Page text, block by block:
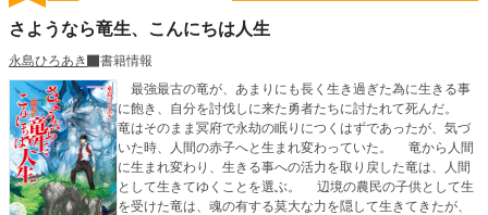
さようなら竜生、こんにちは人生
永島ひろあき
書籍情報
最強最古の竜が、あまりにも長く生き過ぎた為に生きる事
に飽き、自分を討伐しに来た勇者たちに討たれて死んだ。
竜はそのまま冥府で永劫の眠りにつくはずであったが、気づ
いた時、人間の赤子へと生まれ変わっていた。 竜から人間
に生まれ変わり、生きる事への活力を取り戻した竜は、人間
として生きてゆくことを選ぶ。 辺境の農民の子供として生
を受けた竜は、魂の有する莫大な力を隠して生きてきたが、